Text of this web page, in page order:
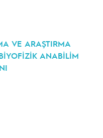
VE ARAŞTIRMA
ANABİLİM